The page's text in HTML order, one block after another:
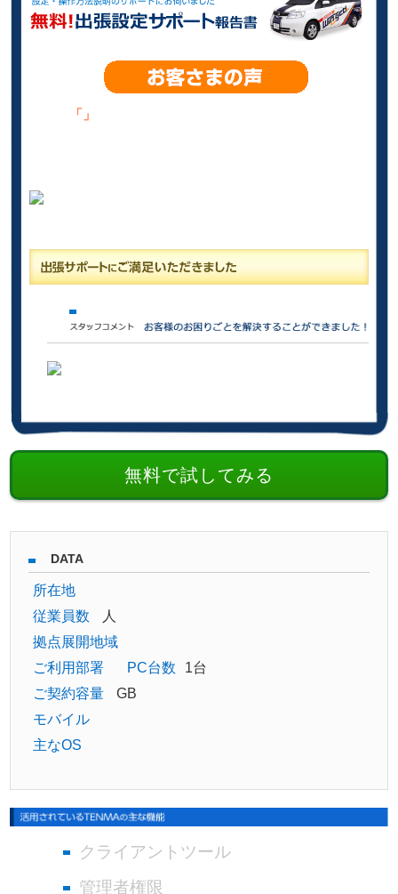
「」
無料で試してみる
DATA
所在地
従業員数
人
拠点展開地域
ご利用部署
PC台数
1台
ご契約容量
GB
モバイル
主なOS
クライアントツール
管理者権限